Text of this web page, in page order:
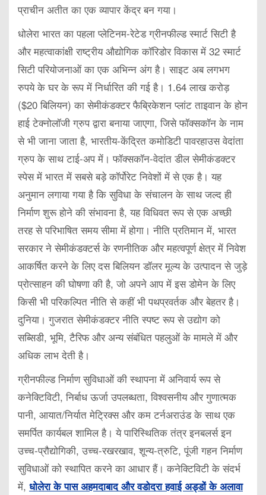
प्राचीन अतीत का एक व्यापार केंद्र बन गया।
धोलेरा भारत का पहला प्लेटिनम-रेटेड ग्रीनफील्ड स्मार्ट सिटी है
और महत्वाकांक्षी राष्ट्रीय औद्योगिक कॉरिडोर विकास में 32 स्मार्ट
सिटी परियोजनाओं का एक अभिन्न अंग है। साइट अब लगभग
रुपये के घर के रूप में निर्धारित की गई है। 1.64 लाख करोड़
($20 बिलियन) का सेमीकंडक्टर फैब्रिकेशन प्लांट ताइवान के होन
हाई टेक्नोलॉजी ग्रुप द्वारा बनाया जाएगा, जिसे फॉक्सकॉन के नाम
से भी जाना जाता है, भारतीय-केंद्रित कमोडिटी पावरहाउस वेदांता
ग्रुप के साथ टाई-अप में। फॉक्सकॉन-वेदांत डील सेमीकंडक्टर
स्पेस में भारत में सबसे बड़े कॉर्पोरेट निवेशों में से एक है। यह
अनुमान लगाया गया है कि सुविधा के संचालन के साथ जल्द ही
निर्माण शुरू होने की संभावना है, यह विधिवत रूप से एक अच्छी
तरह से परिभाषित समय सीमा में होगा। नीति प्रतिमान में, भारत
सरकार ने सेमीकंडक्टर्स के रणनीतिक और महत्वपूर्ण क्षेत्र में निवेश
आकर्षित करने के लिए दस बिलियन डॉलर मूल्य के उत्पादन से जुड़े
प्रोत्साहन की घोषणा की है, जो अपने आप में इस डोमेन के लिए
किसी भी परिकल्पित नीति से कहीं भी पथप्रवर्तक और बेहतर है।
दुनिया। गुजरात सेमीकंडक्टर नीति स्पष्ट रूप से उद्योग को
सब्सिडी, भूमि, टैरिफ और अन्य संबंधित पहलुओं के मामले में और
अधिक लाभ देती है।
ग्रीनफील्ड निर्माण सुविधाओं की स्थापना में अनिवार्य रूप से
कनेक्टिविटी, निर्बाध ऊर्जा उपलब्धता, विश्वसनीय और गुणात्मक
पानी, आयात/निर्यात मेट्रिक्स और कम टर्नअराउंड के साथ एक
समर्पित कार्यबल शामिल है। ये पारिस्थितिक तंत्र इनबलर्स इन
उच्च-प्रौद्योगिकी, उच्च-रखरखाव, शून्य-त्रुटि, पूंजी गहन निर्माण
सुविधाओं को स्थापित करने का आधार हैं। कनेक्टिविटी के संदर्भ
में, धोलेरा के पास अहमदाबाद और वडोदरा हवाई अड्डों के अलावा